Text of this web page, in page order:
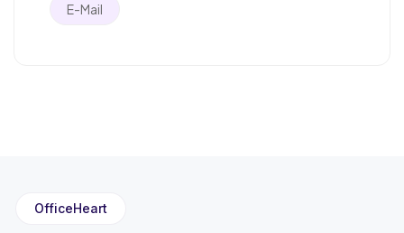
E-Mail
OfficeHeart